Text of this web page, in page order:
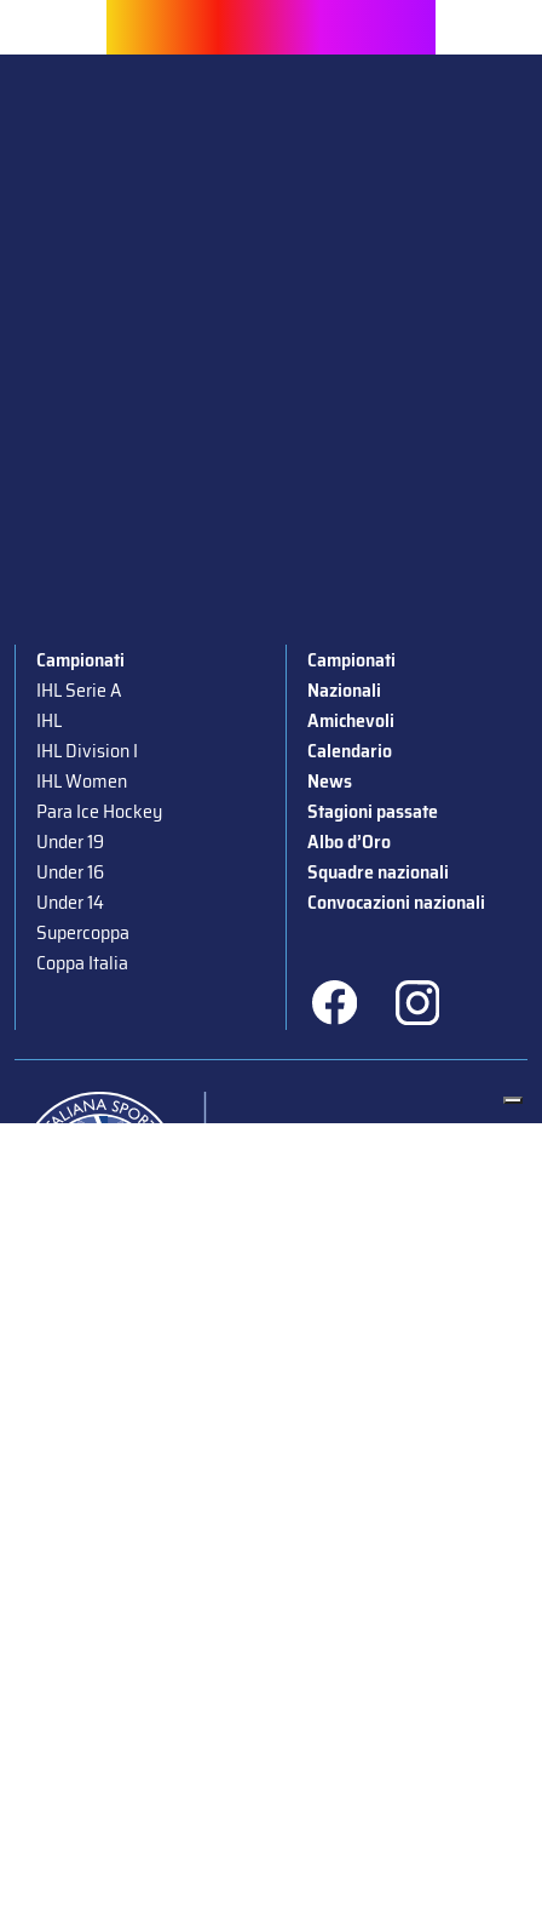
Campionati
IHL Serie A
IHL
IHL Division I
IHL Women
Para Ice Hockey
Under 19
Under 16
Under 14
Supercoppa
Coppa Italia
Campionati
Nazionali
Amichevoli
Calendario
News
Stagioni passate
Albo d’Oro
Squadre nazionali
Convocazioni nazionali